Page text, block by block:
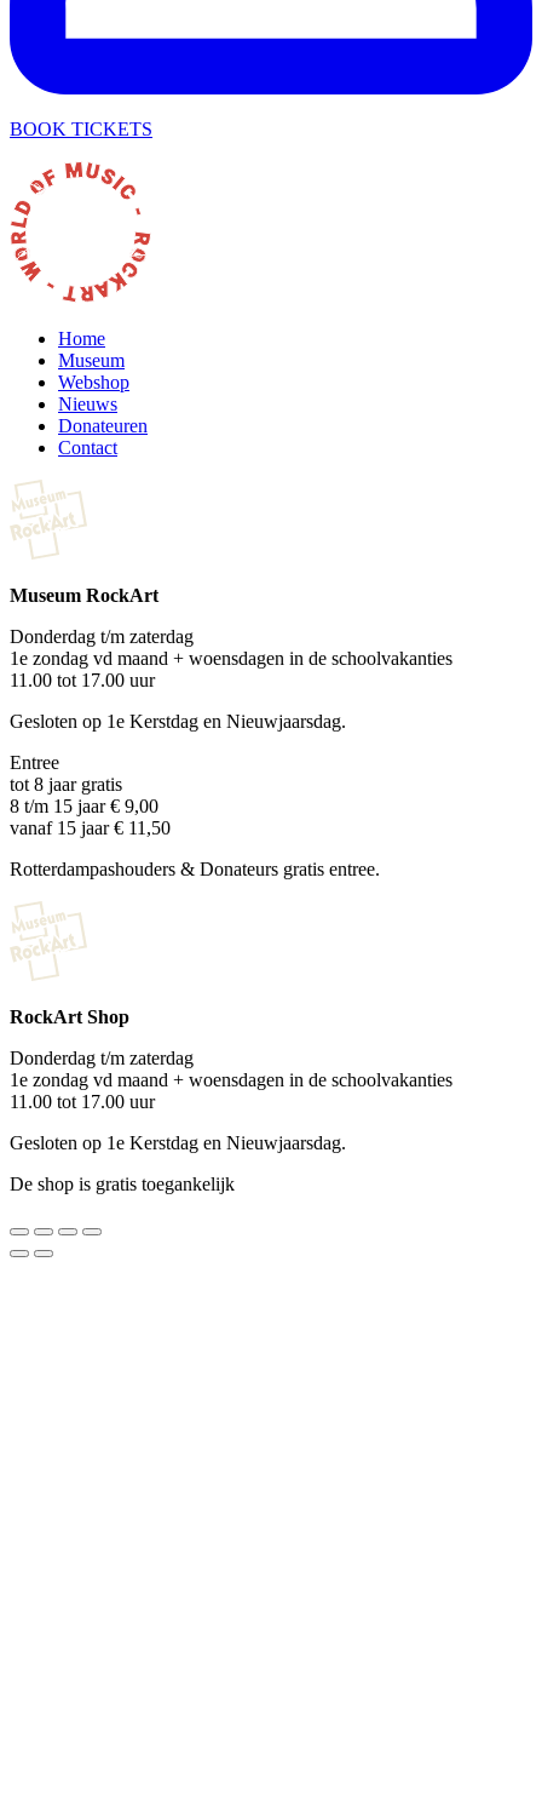
BOOK TICKETS
Home
Museum
Webshop
Nieuws
Donateuren
Contact
Museum RockArt
Donderdag t/m zaterdag
1e zondag vd maand + woensdagen in de schoolvakanties
11.00 tot 17.00 uur
Gesloten op 1e Kerstdag en Nieuwjaarsdag.
Entree
tot 8 jaar gratis
8 t/m 15 jaar € 9,00
vanaf 15 jaar € 11,50
Rotterdampashouders & Donateurs gratis entree.
RockArt Shop
Donderdag t/m zaterdag
1e zondag vd maand + woensdagen in de schoolvakanties
11.00 tot 17.00 uur
Gesloten op 1e Kerstdag en Nieuwjaarsdag.
De shop is gratis toegankelijk